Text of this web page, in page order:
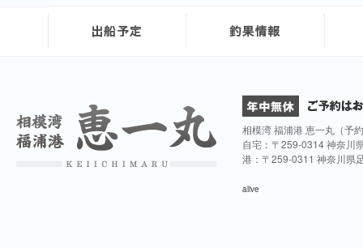
相模湾 福浦港 恵一丸（予
自宅：〒259-0314 神奈川
港：〒259-0311 神奈川県
alive